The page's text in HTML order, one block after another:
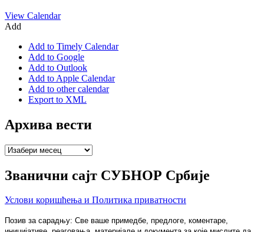
View Calendar
Add
Add to Timely Calendar
Add to Google
Add to Outlook
Add to Apple Calendar
Add to other calendar
Export to XML
Архива вести
Архива
Званични сајт СУБНОР Србије
Услови коришћења и Политика приватности
Позив за сарадњу: Све ваше примедбе, предлоге, коментаре,